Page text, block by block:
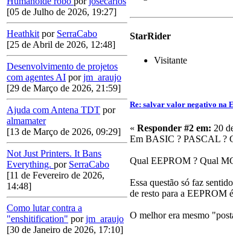
[05 de Julho de 2026, 19:27]
Heathkit por SerraCabo
[25 de Abril de 2026, 12:48]
Desenvolvimento de projetos
com agentes AI porjm_araujo
[29 de Março de 2026, 21:59]
Ajuda com Antena TDT por
almamater
[13 de Março de 2026, 09:29]
Not Just Printers. It Bans
Everything. por SerraCabo
[11 de Fevereiro de 2026,
14:48]
Como lutar contra a
"enshitification" porjm_araujo
[30 de Janeiro de 2026, 17:10]
StarRider
Visitante
Re: salvar valor negativo na
« Responder #2 em: 20
Em BASIC ? PASCAL ?
Qual EEPROM ? Qual
Essa questão só faz
de resto para a EEPROM
O melhor era mesmo